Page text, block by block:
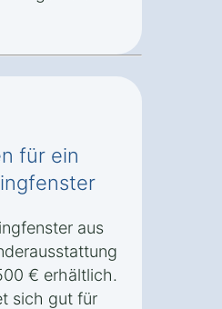
für ein
aus
€ erhältlich.
sich gut für